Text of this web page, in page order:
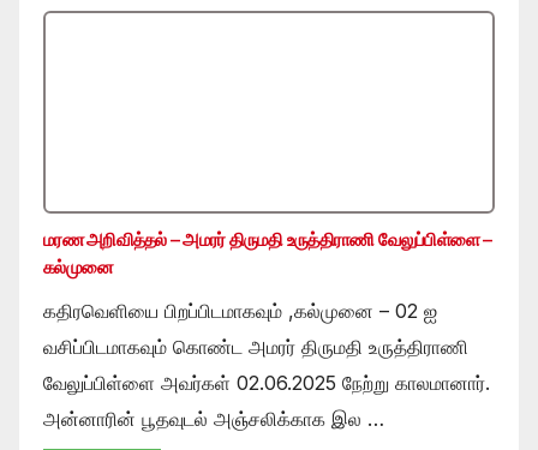
மரண அறிவித்தல் – அமரர் திருமதி உருத்திராணி வேலுப்பிள்ளை –
கல்முனை
கதிரவெளியை பிறப்பிடமாகவும் ,கல்முனை – 02 ஐ
வசிப்பிடமாகவும் கொண்ட அமரர் திருமதி உருத்திராணி
வேலுப்பிள்ளை அவர்கள் 02.06.2025 நேற்று காலமானார்.
அன்னாரின் பூதவுடல் அஞ்சலிக்காக இல …